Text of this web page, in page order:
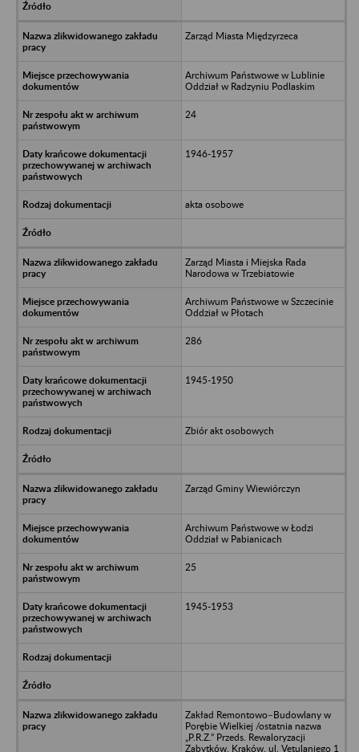
Zarząd Miasta Międzyrzeca
Archiwum Państwowe w Lublinie
Oddział w Radzyniu Podlaskim
24
1946-1957
akta osobowe
Zarząd Miasta i Miejska Rada
Narodowa w Trzebiatowie
Archiwum Państwowe w Szczecinie
Oddział w Płotach
286
1945-1950
Zbiór akt osobowych
Zarząd Gminy Wiewiórczyn
Archiwum Państwowe w Łodzi
Oddział w Pabianicach
25
1945-1953
Zakład Remontowo–Budowlany w
Porębie Wielkiej /ostatnia nazwa
„P.R.Z.” Przeds. Rewaloryzacji
Zabytków, Kraków, ul. Vetulaniego 1